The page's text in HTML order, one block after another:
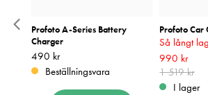
6.35
Profoto A-Series Battery
Charger
Pris: 490 kr
490 kr
Beställningsvara
Profoto Car
Så långt
Nuvarande
pris:1 519 kr
990 kr
1 519 kr
I lager